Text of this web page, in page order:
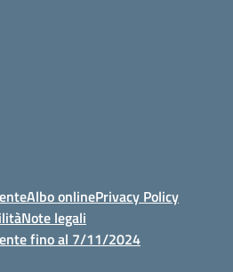
Albo onlinePrivacy Policy
Note legali
fino al 7/11/2024